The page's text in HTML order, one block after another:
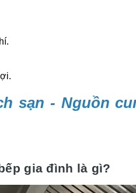
sạn - Nguồn
gia đình là gì?